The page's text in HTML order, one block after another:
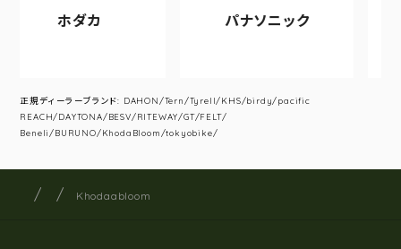
ホダカ パナソニック
正規ディーラーブランド: DAHON/Tern/Tyrell/KHS/birdy/pacific
REACH/DAYTONA/BESV/RITEWAY/GT/FELT/
Beneli/BURUNO/KhodaBloom/tokyobike/
サイト内の現在地
サイクルショップナカゴヤ
Khodaabloom